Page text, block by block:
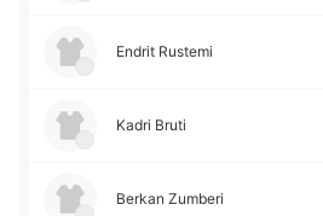
Endrit Rustemi
Kadri Bruti
Berkan Zumberi